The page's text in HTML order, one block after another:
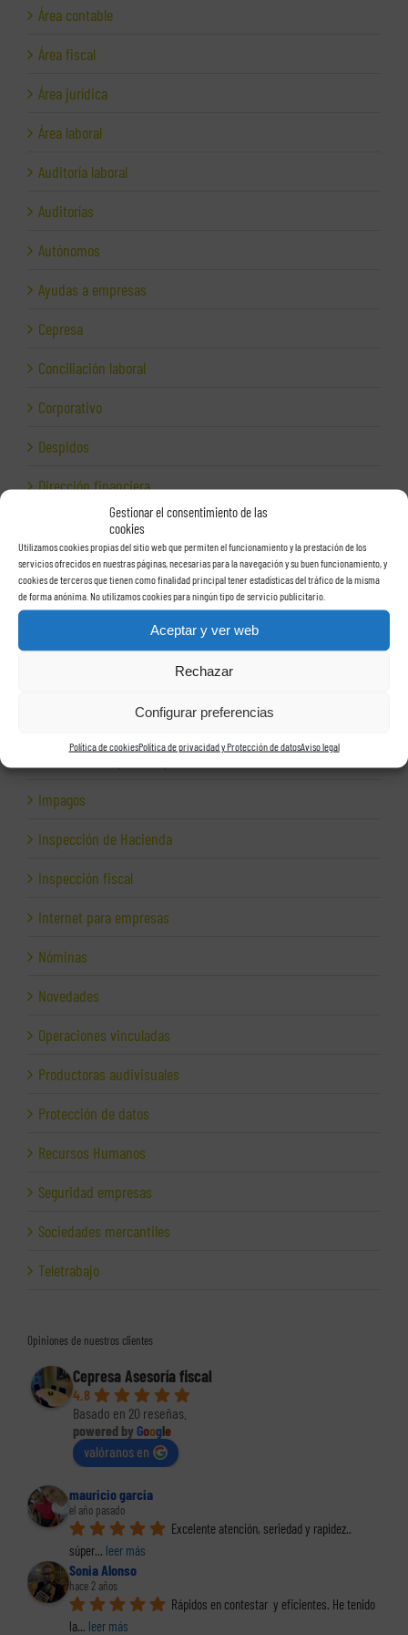
Gestionar el consentimiento de las
cookies
Utilizamos cookies propias del sitio web que permiten el funcionamiento y la prestación de los
servicios ofrecidos en nuestras páginas, necesarias para la navegación y su buen funcionamiento, y
cookies de terceros que tienen como finalidad principal tener estadísticas del tráfico de la misma
de forma anónima. No utilizamos cookies para ningún tipo de servicio publicitario.
Aceptar y ver web
Rechazar
Configurar preferencias
Política de cookiesPolítica de privacidad y Protección de datosAviso legal
Área contable
Área fiscal
Área jurídica
Área laboral
Auditoría laboral
Auditorías
Autónomos
Ayudas a empresas
Cepresa
Conciliación laboral
Corporativo
Despidos
Dirección financiera
Empresas e Internet
Exportación
Facturas
Impagos
Inspección de Hacienda
Inspección fiscal
Internet para empresas
Nóminas
Novedades
Operaciones vinculadas
Productoras audivisuales
Protección de datos
Recursos Humanos
Seguridad empresas
Sociedades mercantiles
Teletrabajo
Opiniones de nuestros clientes
Cepresa Asesoría fiscal
4.8
Basado en 20 reseñas.
powered by Google
valóranos en
mauricio garcia
el año pasado
Excelente atención, seriedad y rapidez..
súper... leer más
Sonia Alonso
hace 2 años
Rápidos en contestar  y eficientes. He tenido
la... leer más